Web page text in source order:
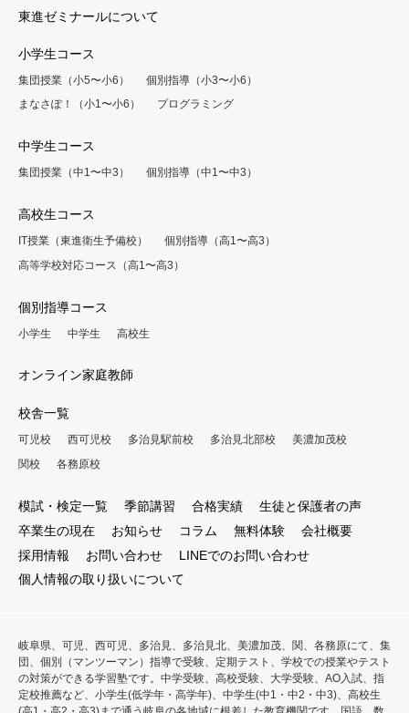
東進ゼミナールについて
小学生コース
集団授業（小5〜小6）
個別指導（小3〜小6）
まなさぽ！（小1〜小6）
プログラミング
中学生コース
集団授業（中1〜中3） 個別指導（中1〜中3）
高校生コース
IT授業（東進衛生予備校）
個別指導（高1〜高3）
高等学校対応コース（高1〜高3）
個別指導コース
小学生 中学生 高校生
オンライン家庭教師
校舎一覧
可児校 西可児校 多治見駅前校 多治見北部校
美濃加茂校
関校
各務原校
模試・検定一覧 季節講習 合格実績
生徒と保護者の声
卒業生の現在
お知らせ コラム 無料体験
会社概要
採用情報
お問い合わせ
LINEでのお問い合わせ
個人情報の取り扱いについて
岐阜県、可児、西可児、多治見、多治見北、美濃加茂、関、各務原にて、集
団、個別（マンツーマン）指導で受験、定期テスト、学校での授業やテスト
の対策ができる学習塾です。中学受験、高校受験、大学受験、AO入試、指
定校推薦など、小学生(低学年・高学年)、中学生(中1・中2・中3)、高校生